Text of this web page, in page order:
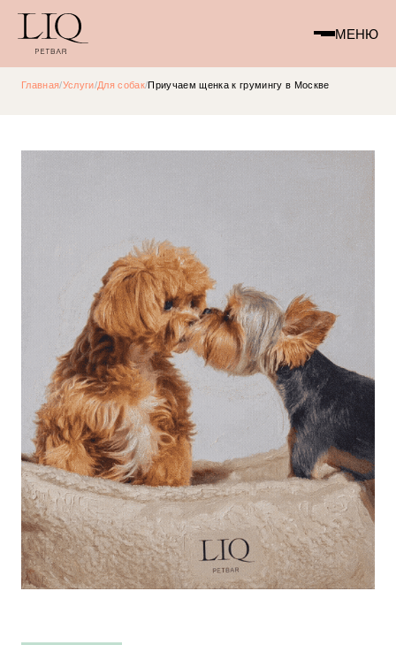
МЕНЮ
Главная/Услуги/Для собак/Приучаем щенка к грумингу в Москве